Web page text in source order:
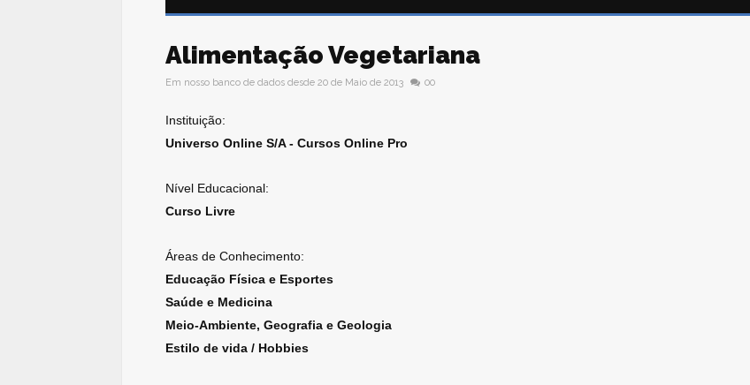
Alimentação Vegetariana
Em nosso banco de dados desde 20 de Maio de 2013 00
Instituição:
Universo Online S/A - Cursos Online Pro
Nível Educacional:
Curso Livre
Áreas de Conhecimento:
Educação Física e Esportes
Saúde e Medicina
Meio-Ambiente, Geografia e Geologia
Estilo de vida / Hobbies